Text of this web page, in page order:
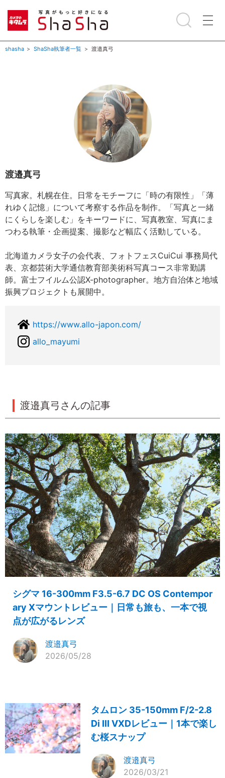
shasha ShaSha執筆者一覧 渡邉真弓
渡邉真弓
写真家。札幌在住。日常をモチーフに「時の有限性」「薄
れゆく記憶」について考察する作品を制作。「写真と一緒
にくらしを楽しむ」をキーワードに、写真教室、写真にま
つわる執筆・企画提案、撮影など幅広く活動している。
北海道カメラ女子の会代表、フォトフェスCuiCui 事務局代
表、京都芸術大学通信教育部美術科写真コース非常勤講
師。富士フイルム公認X-photographer。地方自治体と地域
振興プロジェクトも展開中。
https://www.allo-japon.com/
allo_mayumi
渡邉真弓さんの記事
シグマ 16-300mm F3.5-6.7 DC OS Contempor
ary Xマウントレビュー｜日常も旅も、一本で視
点が広がるレンズ
渡邉真弓
2026/05/28
タムロン 35-150mm F/2-2.8
Di III VXDレビュー｜1本で楽し
む桜スナップ
渡邉真弓
2026/03/21